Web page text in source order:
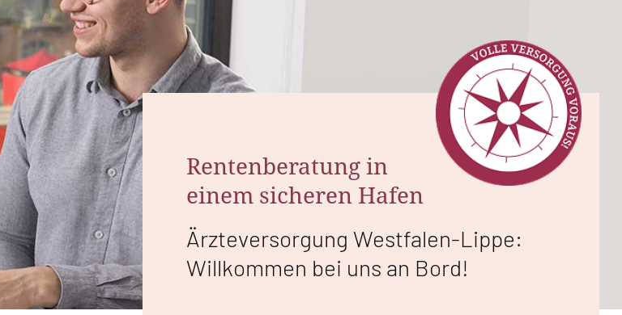
Rentenberatung in
einem sicheren Hafen
Ärzteversorgung Westfalen-Lippe:
Willkommen bei uns an Bord!